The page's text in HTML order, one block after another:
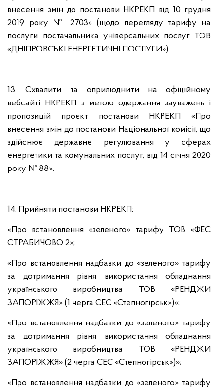
внесення змін до постанови НКРЕКП від 10 грудня
2019 року № 2703» (щодо перегляду тарифу на
послуги постачальника універсальних послуг ТОВ
«ДНІПРОВСЬКІ ЕНЕРГЕТИЧНІ ПОСЛУГИ»).
13. Схвалити та оприлюднити на офіційному
вебсайті НКРЕКП з метою одержання зауважень і
пропозицій проєкт постанови НКРЕКП «Про
внесення змін до постанови Національної комісії, що
здійснює державне регулювання у сферах
енергетики та комунальних послуг, від 14 січня 2020
року № 88».
14. Прийняти постанови НКРЕКП:
«Про встановлення «зеленого» тарифу ТОВ «ФЕС
СТРАБИЧОВО 2»;
«Про встановлення надбавки до «зеленого» тарифу
за дотримання рівня використання обладнання
українського виробництва ТОВ «РЕНДЖИ
ЗАПОРІЖЖЯ» (1 черга СЕС «Степногірськ»)»;
«Про встановлення надбавки до «зеленого» тарифу
за дотримання рівня використання обладнання
українського виробництва ТОВ «РЕНДЖИ
ЗАПОРІЖЖЯ» (2 черга СЕС «Степногірськ»)»;
«Про встановлення надбавки до «зеленого» тарифу